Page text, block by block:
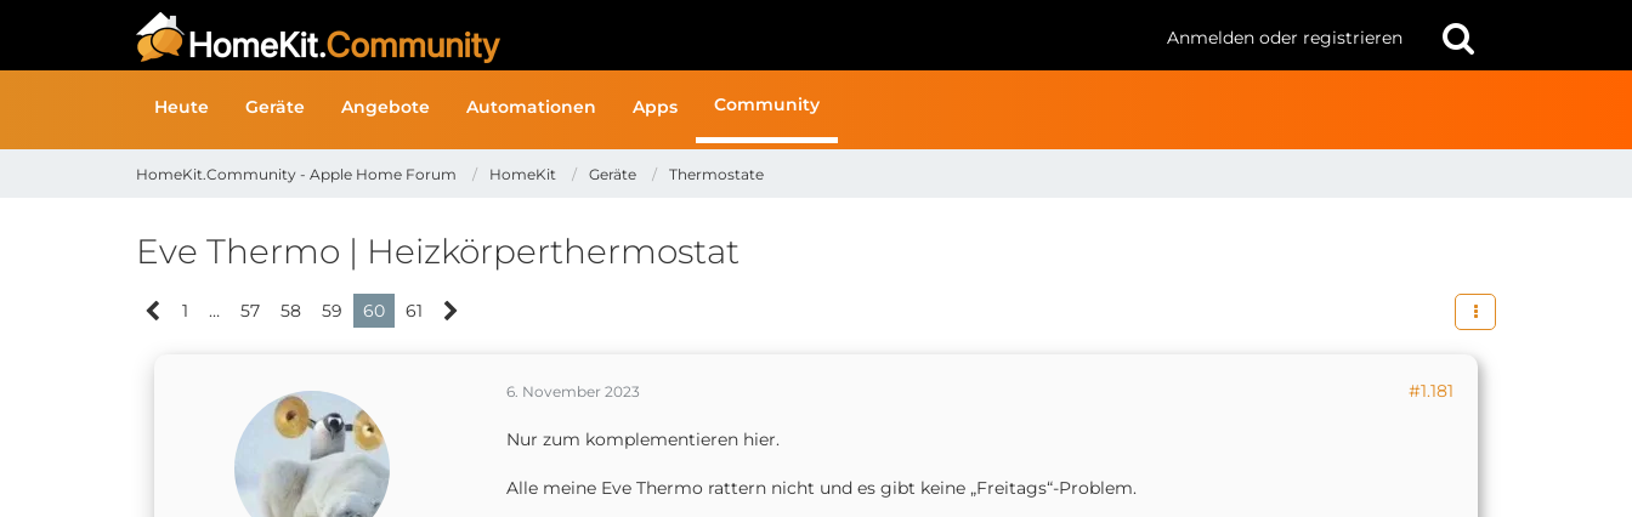
Anmelden oder registrieren
Heute Geräte Angebote Automationen Apps Community
HomeKit.Community - Apple Home Forum HomeKit Geräte Thermostate
Eve Thermo | Heizkörperthermostat
1 … 57 58 59 60 61
6. November 2023 #1.181
Nur zum komplementieren hier.
Alle meine Eve Thermo rattern nicht und es gibt keine „Freitags“-Problem.